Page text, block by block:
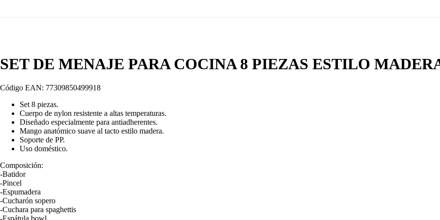
SET DE MENAJE PARA COCINA 8 PIEZAS ESTILO
Código EAN: 77309850499918
Set 8 piezas.
Cuerpo de nylon resistente a altas temperaturas.
Diseñado especialmente para antiadherentes.
Mango anatómico suave al tacto estilo madera.
Soporte de PP.
Uso doméstico.
Composición:
-Batidor
-Pincel
-Espumadera
-Cucharón sopero
-Cuchara para spaghettis